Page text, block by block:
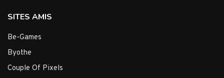
SITES AMIS
Be-Games
Byothe
Couple Of Pixels